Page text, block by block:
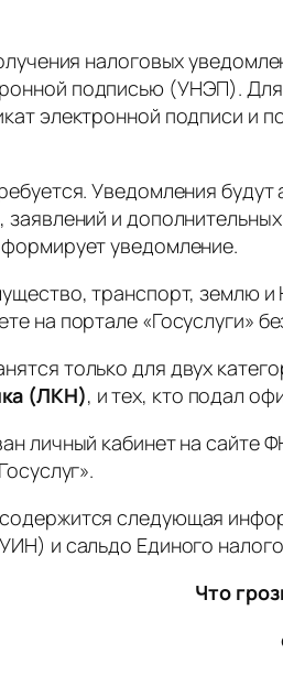
налоговых
подписью (УНЭП).
электронной подписи и
Уведомления
заявлений и
уведомление.
транспорт, землю
на портале «Госуслуги»
только для двух
(ЛКН), и тех, кто подал
личный кабинет на
следующая
и сальдо Единого
Что